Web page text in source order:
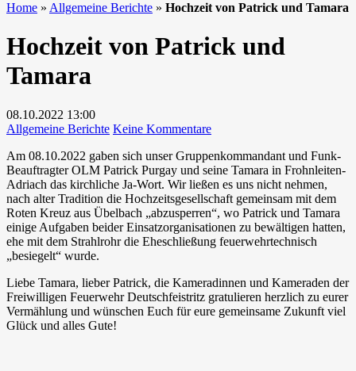
Home » Allgemeine Berichte » Hochzeit von Patrick und Tamara
Hochzeit von Patrick und
Tamara
08.10.2022 13:00
Allgemeine Berichte Keine Kommentarezu
von
Patrick
und
Tamara
Am 08.10.2022 gaben sich unser Gruppenkommandant und Funk-
Beauftragter OLM Patrick Purgay und seine Tamara in Frohnleiten-
Adriach das kirchliche Ja-Wort. Wir ließen es uns nicht nehmen,
nach alter Tradition die Hochzeitsgesellschaft gemeinsam mit dem
Roten Kreuz aus Übelbach „abzusperren“, wo Patrick und Tamara
einige Aufgaben beider Einsatzorganisationen zu bewältigen hatten,
ehe mit dem Strahlrohr die Eheschließung feuerwehrtechnisch
„besiegelt“ wurde.
Liebe Tamara, lieber Patrick, die Kameradinnen und Kameraden der
Freiwilligen Feuerwehr Deutschfeistritz gratulieren herzlich zu eurer
Vermählung und wünschen Euch für eure gemeinsame Zukunft viel
Glück und alles Gute!